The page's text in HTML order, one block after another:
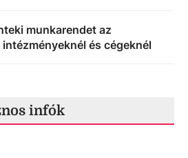
munkarendet az
és cégeknél
infók